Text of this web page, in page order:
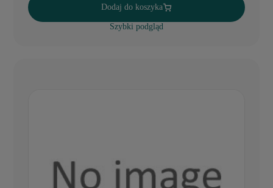
Dodaj do koszyka
Szybki podgląd